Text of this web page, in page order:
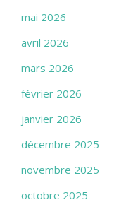
mai 2026
avril 2026
mars 2026
février 2026
janvier 2026
décembre 2025
novembre 2025
octobre 2025